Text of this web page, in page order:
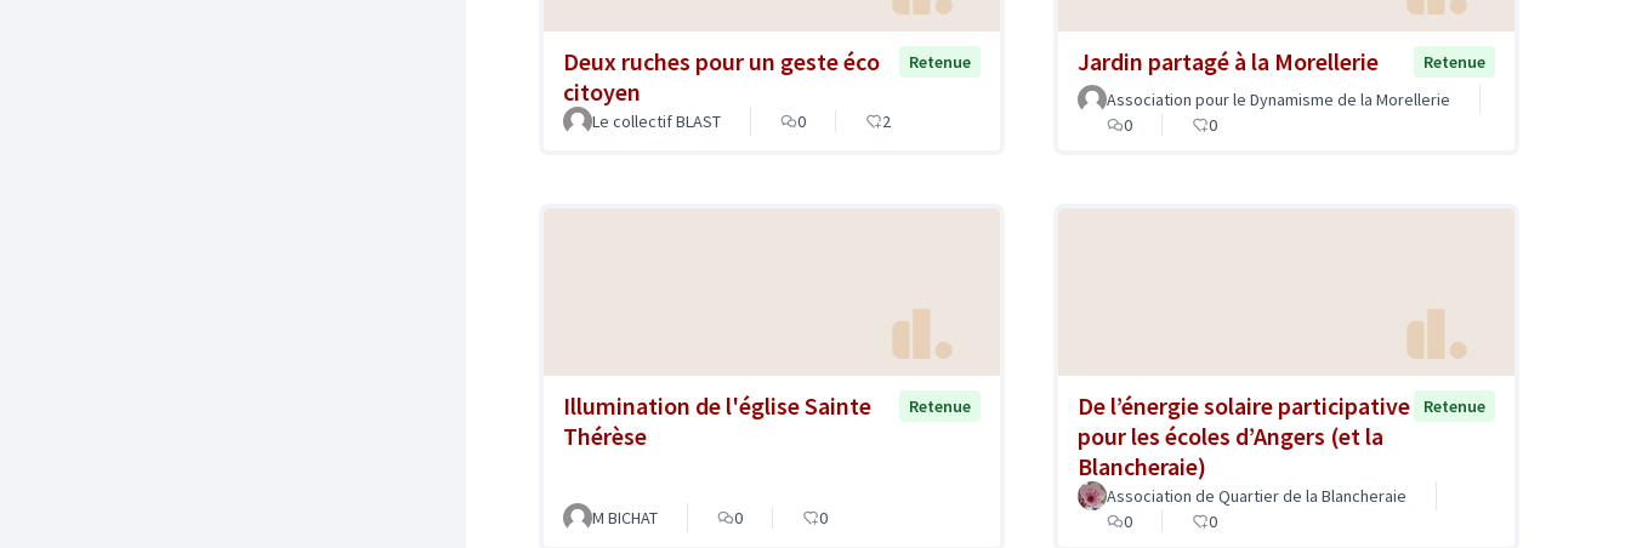
Deux ruches pour un geste éco
citoyen
Retenue
Le collectif BLAST 0 2
Jardin partagé à la Morellerie
Retenue
Association pour le Dynamisme de la Morellerie
0
0
Illumination de l'église Sainte
Thérèse
Retenue
M BICHAT 0 0
De l’énergie solaire participative
pour les écoles d’Angers (et la
Blancheraie)
Retenue
Association de Quartier de la Blancheraie
0
0